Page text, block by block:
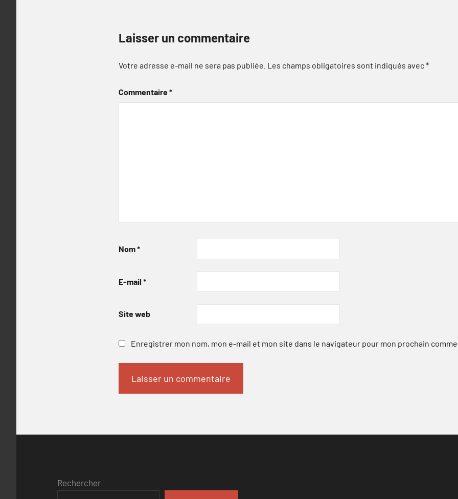
Laisser un commentaire
Votre adresse e-mail ne sera pas publiée. Les champs obligatoires sont indiqués avec*
Commentaire*
Nom*
E-mail *
Site web
Enregistrer mon nom, mon e-mail et mon site dans le navigateur pour mon prochain
Rechercher